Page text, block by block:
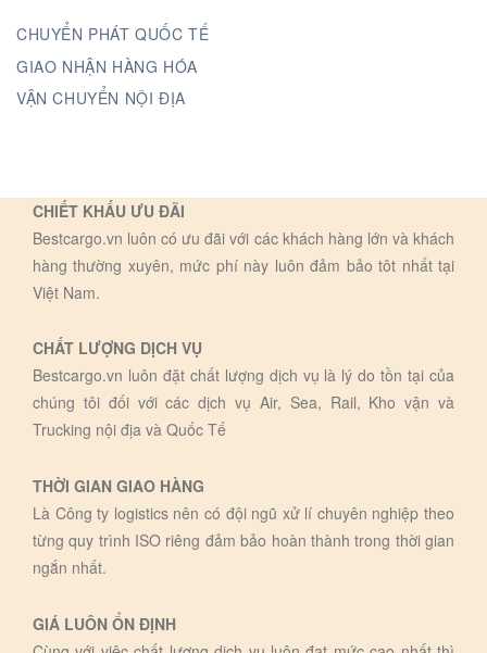
CHUYỂN PHÁT QUỐC TẾ
GIAO NHẬN HÀNG HÓA
VẬN CHUYỂN NỘI ĐỊA
CHIẾT KHẤU ƯU ĐÃI
Bestcargo.vn luôn có ưu đãi với các khách hàng lớn và khách
hàng thường xuyên, mức phí này luôn đảm bảo tôt nhất tại
Việt Nam.
CHẤT LƯỢNG DỊCH VỤ
Bestcargo.vn luôn đặt chất lượng dịch vụ là lý do tồn tại của
chúng tôi đối với các dịch vụ Air, Sea, Rail, Kho vận và
Trucking nội địa và Quốc Tế
THỜI GIAN GIAO HÀNG
Là Công ty logistics nên có đội ngũ xử lí chuyên nghiệp theo
từng quy trình ISO riêng đảm bảo hoàn thành trong thời gian
ngắn nhất.
GIÁ LUÔN ỔN ĐỊNH